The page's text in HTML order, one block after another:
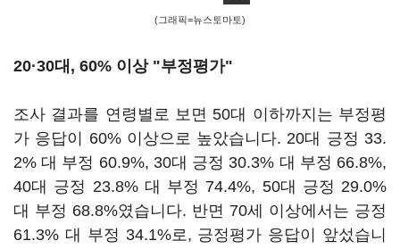
(그래픽=뉴스토마토)
20·30대, 60% 이상 "부정평가"
조사 결과를 연령별로 보면 50대 이하까지는 부정평
가 응답이 60% 이상으로 높았습니다. 20대 긍정 33.
2% 대 부정 60.9%, 30대 긍정 30.3% 대 부정 66.8%,
40대 긍정 23.8% 대 부정 74.4%, 50대 긍정 29.0%
대 부정 68.8%였습니다. 반면 70세 이상에서는 긍정
61.3% 대 부정 34.1%로, 긍정평가 응답이 앞섰습니